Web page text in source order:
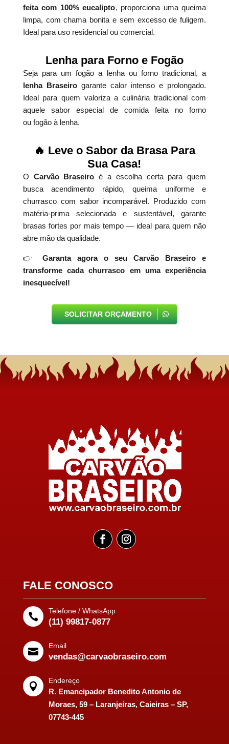
feita com 100% eucalipto, proporciona uma queima
limpa, com chama bonita e sem excesso de fuligem.
Ideal para uso residencial ou comercial.
Lenha para Forno e Fogão
Seja para um fogão a lenha ou forno tradicional, a
lenha Braseirogarante calor intenso e prolongado.
Ideal para quem valoriza a culinária tradicional com
aquele sabor especial de comida feita no forno
ou fogão à lenha.
🔥 Leve o Sabor da Brasa Para
Sua Casa!
O Carvão Braseiro é a escolha certa para quem
busca acendimento rápido, queima uniforme e
churrasco com sabor incomparável. Produzido com
matéria-prima selecionada e sustentável, garante
brasas fortes por mais tempo — ideal para quem não
abre mão da qualidade.
👉
Garanta agora o seu Carvão Braseiro e
transforme cada churrasco em uma experiência
inesquecível!
SOLICITAR ORÇAMENTO
FALE CONOSCO

Telefone / WhatsApp
(11) 99817-0877

Email
vendas@carvaobraseiro.com

Endereço
R. Emancipador Benedito Antonio de
Moraes, 59 – Laranjeiras, Caieiras – SP,
07743-445